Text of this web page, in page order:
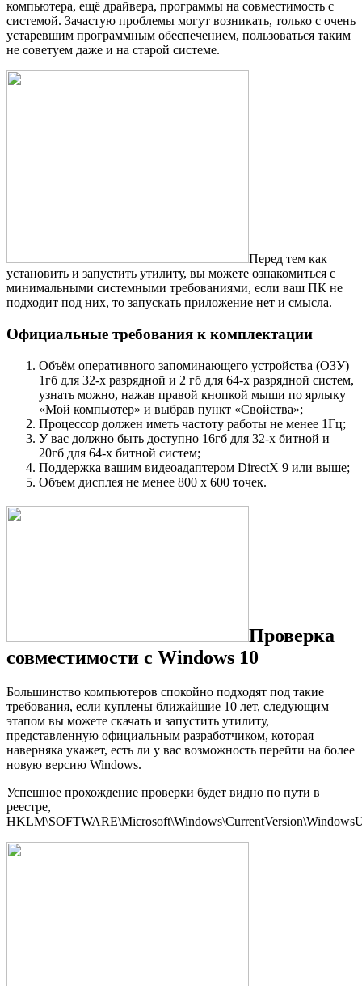
компьютера, ещё драйвера, программы на совместимость с
системой. Зачастую проблемы могут возникать, только с очень
устаревшим программным обеспечением, пользоваться таким
не советуем даже и на старой системе.
Перед тем как
установить и запустить утилиту, вы можете ознакомиться с
минимальными системными требованиями, если ваш ПК не
подходит под них, то запускать приложение нет и смысла.
Официальные требования к комплектации
Объём оперативного запоминающего устройства (ОЗУ)
1гб для 32-х разрядной и 2 гб для 64-х разрядной систем,
узнать можно, нажав правой кнопкой мыши по ярлыку
«Мой компьютер» и выбрав пункт «Свойства»;
Процессор должен иметь частоту работы не менее 1Гц;
У вас должно быть доступно 16гб для 32-х битной и
20гб для 64-х битной систем;
Поддержка вашим видеоадаптером DirectX 9 или выше;
Объем дисплея не менее 800 х 600 точек.
Проверка
совместимости с Windows 10
Большинство компьютеров спокойно подходят под такие
требования, если куплены ближайшие 10 лет, следующим
этапом вы можете скачать и запустить утилиту,
представленную официальным разработчиком, которая
наверняка укажет, есть ли у вас возможность перейти на более
новую версию Windows.
Успешное прохождение проверки будет видно по пути в
реестре,